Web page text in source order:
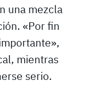
una mezcla
«Por fin
mientras
serio.